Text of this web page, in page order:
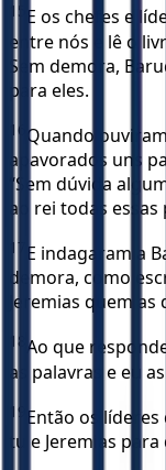
15 E os chefes e
entre nós e lê o
Sem demora,
para eles.
16 Quando
apavorados uns
“Sem dúvida
ao rei todas essas
17 E indagaram a
demora, como
Jeremias quem as
18 Ao que
as palavras e eu
19 Então os líderes
tu e Jeremias